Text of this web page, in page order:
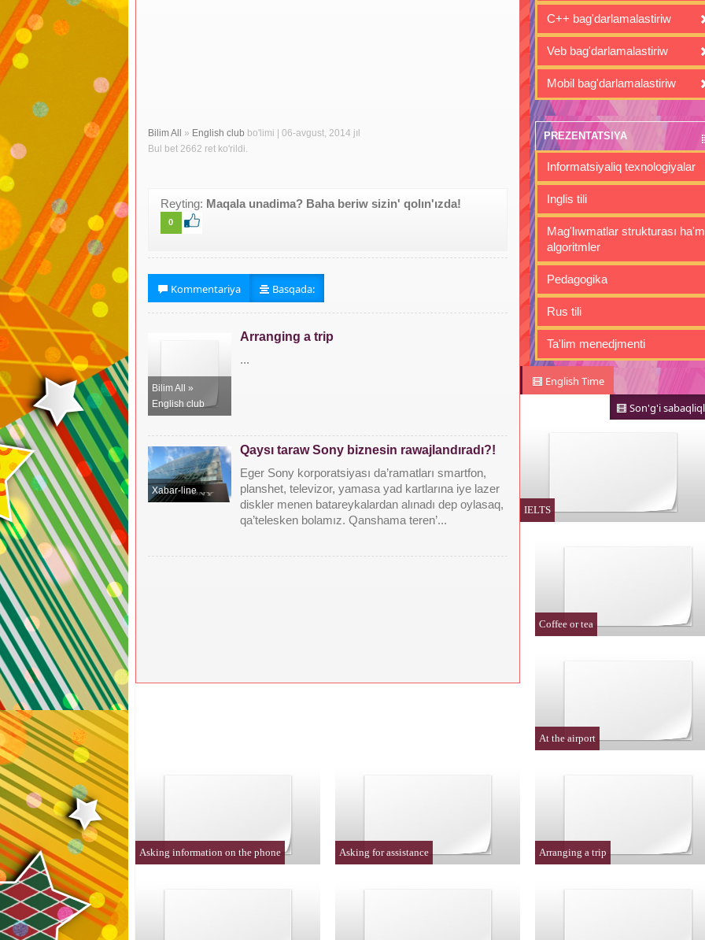
Bilim All » English club bo'limi | 06-avgust, 2014 jıl
Bul bet 2662 ret ko'rildi.
Reyting: Maqala unadima? Baha beriw sizin' qolın'ızda!
0
Kommentariya Basqada:
Bilim All
»
English club
Arranging a trip
...
Xabar-line
Qaysı taraw Sony biznesin rawajlandıradı?!
Eger Sony korporatsiyası da’ramatları smartfon,
planshet, televizor, yamasa yad kartlarına iye lazer
diskler menen batareykalardan alınadı dep oylasaq,
qa’telesken bolamız. Qanshama teren’...
C++ bag'darlamalastiriw
Veb bag'darlamalastiriw
Mobil bag'darlamalastiriw
PREZENTATSIYA
Informatsiyaliq texnologiyalar
Inglis tili
Mag'lıwmatlar strukturası ha'm
algoritmler
Pedagogika
Rus tili
Ta'lim menedjmenti
English Time
Son'g'i
IELTS
Coffee or tea
At the airport
Asking information on the phone Asking for assistance Arranging a trip